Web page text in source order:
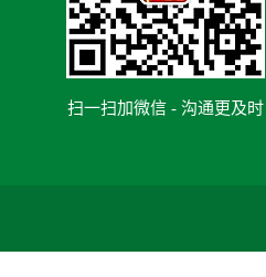
扫一扫加微信 - 沟通更及时